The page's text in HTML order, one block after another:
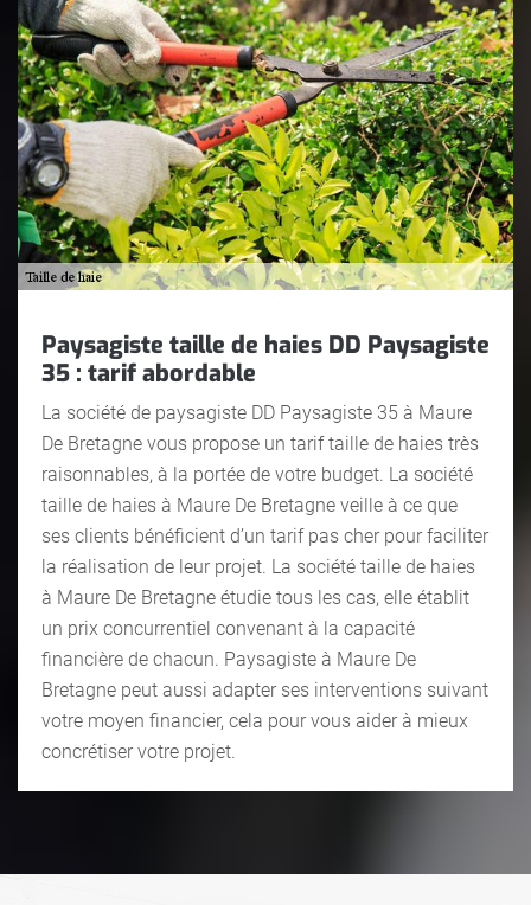
Paysagiste taille de haies DD Paysagiste
35 : tarif abordable
La société de paysagiste DD Paysagiste 35 à Maure
De Bretagne vous propose un tarif taille de haies très
raisonnables, à la portée de votre budget. La société
taille de haies à Maure De Bretagne veille à ce que
ses clients bénéficient d’un tarif pas cher pour faciliter
la réalisation de leur projet. La société taille de haies
à Maure De Bretagne étudie tous les cas, elle établit
un prix concurrentiel convenant à la capacité
financière de chacun. Paysagiste à Maure De
Bretagne peut aussi adapter ses interventions suivant
votre moyen financier, cela pour vous aider à mieux
concrétiser votre projet.